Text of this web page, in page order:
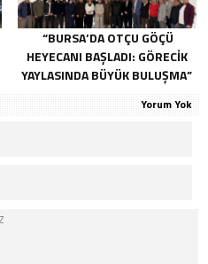
“BURSA’DA OTÇU GÖÇÜ
HEYECANI BAŞLADI: GÖRECIK
YAYLASINDA BÜYÜK BULUŞMA”
Yorum Yok